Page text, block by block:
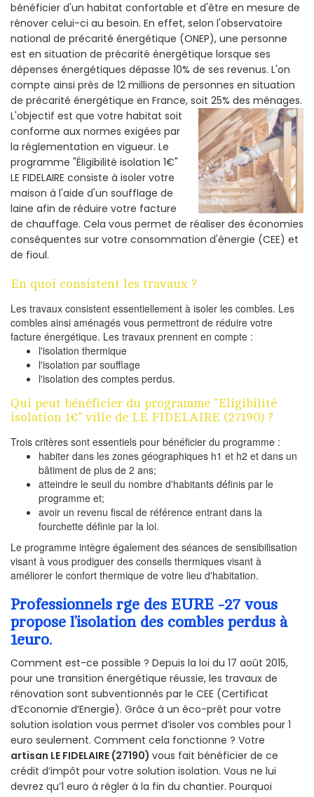
bénéficier d'un habitat confortable et d'être en mesure de
rénover celui-ci au besoin. En effet, selon l'observatoire
national de précarité énergétique (ONEP), une personne
est en situation de précarité énergétique lorsque ses
dépenses énergétiques dépasse 10% de ses revenus. L'on
compte ainsi près de 12 millions de personnes en situation
de précarité énergétique en France, soit 25% des ménages.
L'objectif est que votre habitat soit
conforme aux normes exigées par
la réglementation en vigueur. Le
programme "Éligibilité isolation 1€"
LE FIDELAIRE consiste à isoler votre
maison à l'aide d'un soufflage de
laine afin de réduire votre facture
de chauffage. Cela vous permet de réaliser des économies
conséquentes sur votre consommation d'énergie (CEE) et
de fioul.
En quoi consistent les travaux ?
Les travaux consistent essentiellement à isoler les combles. Les
combles ainsi aménagés vous permettront de réduire votre
facture énergétique. Les travaux prennent en compte :
l'isolation thermique
l'isolation par soufflage
l'isolation des comptes perdus.
Qui peut bénéficier du programme "Eligibilité
isolation 1€" ville de LE FIDELAIRE (27190) ?
Trois critères sont essentiels pour bénéficier du programme :
habiter dans les zones géographiques h1 et h2 et dans un
bâtiment de plus de 2 ans;
atteindre le seuil du nombre d'habitants définis par le
programme et;
avoir un revenu fiscal de référence entrant dans la
fourchette définie par la loi.
Le programme intègre également des séances de sensibilisation
visant à vous prodiguer des conseils thermiques visant à
améliorer le confort thermique de votre lieu d'habitation.
Professionnels rge des EURE -27 vous
propose l’isolation des combles perdus à
1euro.
Comment est-ce possible ? Depuis la loi du 17 août 2015,
pour une transition énergétique réussie, les travaux de
rénovation sont subventionnés par le CEE (Certificat
d’Economie d’Energie). Grâce à un éco-prêt pour votre
solution isolation vous permet d’isoler vos combles pour 1
euro seulement. Comment cela fonctionne ? Votre
artisan LE FIDELAIRE (27190) vous fait bénéficier de ce
crédit d’impôt pour votre solution isolation. Vous ne lui
devrez qu’1 euro à régler à la fin du chantier. Pourquoi